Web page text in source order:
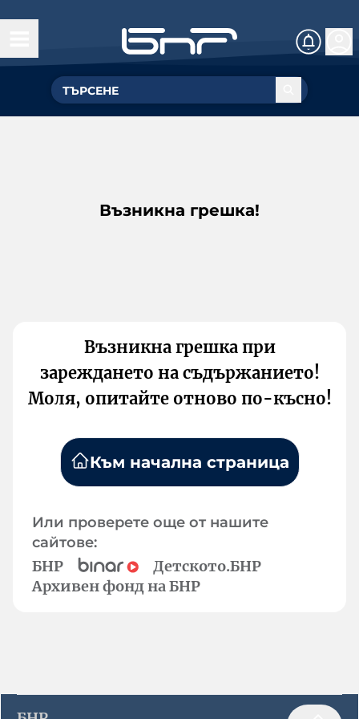
Възникна грешка!
Възникна грешка при
зареждането на съдържанието!
Моля, опитайте отново по-късно!
Към начална страница
Или проверете още от нашите
сайтове:
БНР
Детското.БНР
Архивен фонд на БНР